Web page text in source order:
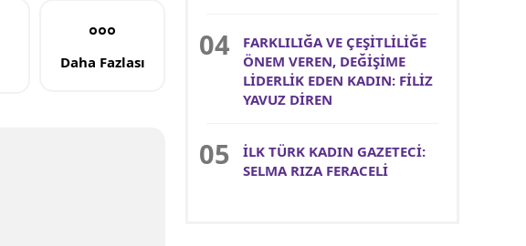
Daha Fazlası
FARKLILIĞA VE ÇEŞİTLİLİĞE
ÖNEM VEREN, DEĞİŞİME
LİDERLİK EDEN KADIN: FİLİZ
YAVUZ DİREN
İLK TÜRK KADIN GAZETECİ:
SELMA RIZA FERACELİ